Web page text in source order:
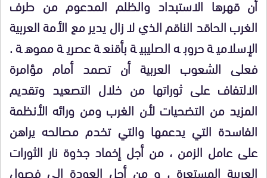
أن قهرها الاستبداد والظلم المدعوممن طرف
الغربالحاقدالناقم الذي لا زال يدير مع الأمة العربية
الإسلامية حروبه الصليبية بأقنعة عصرية مموهة .
فعلى الشعوب العربية أن تصمد أمام مؤامرة
الالتفاف على ثوراتها من خلال التصعيد وتقديم
المزيد من التضحيات لأن الغرب ومن ورائه الأنظمة
الفاسدة التي يدعمها والتي تخدم مصالحه يراهن
على عامل الزمن ، من أجل إخماد جذوة نار الثورات
العربية المستعرة ، و من أجل العودة إلى فصول